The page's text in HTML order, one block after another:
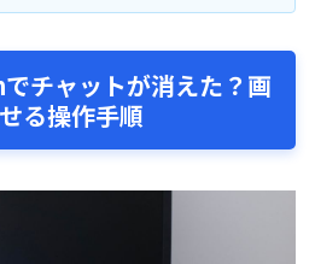
チャットが消えた？画
る操作手順